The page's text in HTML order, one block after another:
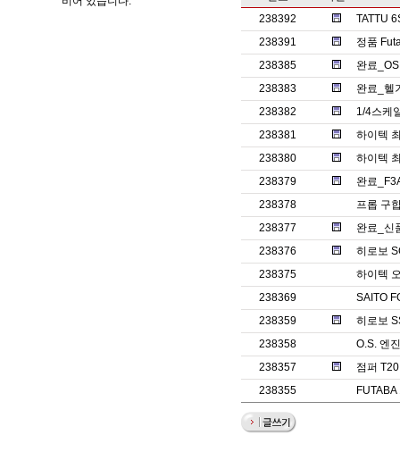
238392
TATTU
238391
정품
238385
완료
238383
완료_헬
238382
1/4스케
238381
하이텍
238380
하이텍
238379
완료
238378
프롭 구
238377
완료_신
238376
히로보
238375
하이텍
238369
SAITO
238359
히로보
238358
O.S. 엔
238357
점퍼
238355